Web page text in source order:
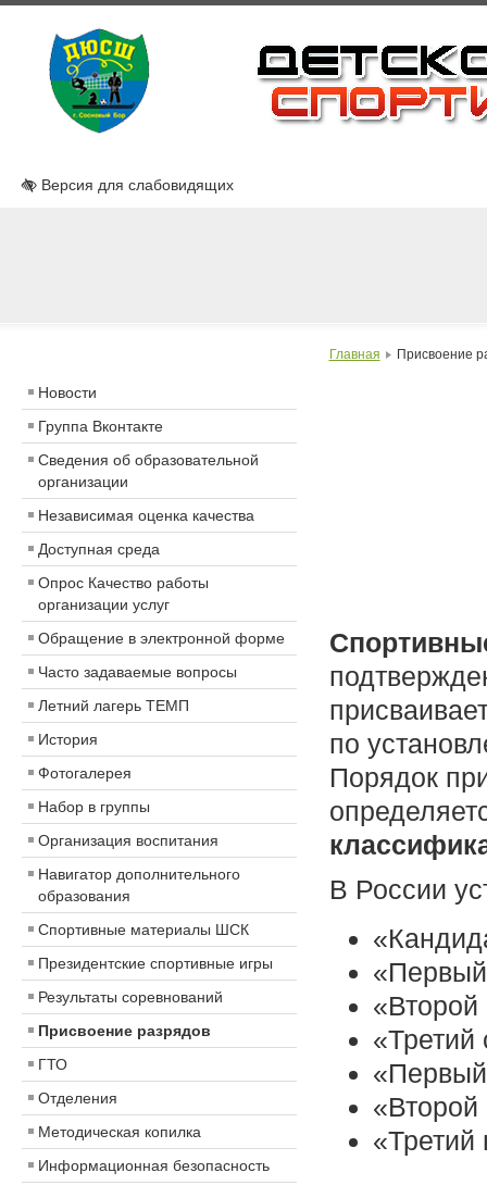
Версия для слабовидящих
Новости
Группа Вконтакте
Сведения об образовательной
организации
Независимая оценка качества
Доступная среда
Опрос Качество работы
организации услуг
Обращение в электронной форме
Часто задаваемые вопросы
Летний лагерь ТЕМП
История
Фотогалерея
Набор в группы
Организация воспитания
Навигатор дополнительного
образования
Спортивные материалы ШСК
Президентские спортивные игры
Результаты соревнований
Присвоение разрядов
ГТО
Отделения
Методическая копилка
Информационная безопасность
Главная Присвоение
по
Порядок
В России
«Второй
«Третий